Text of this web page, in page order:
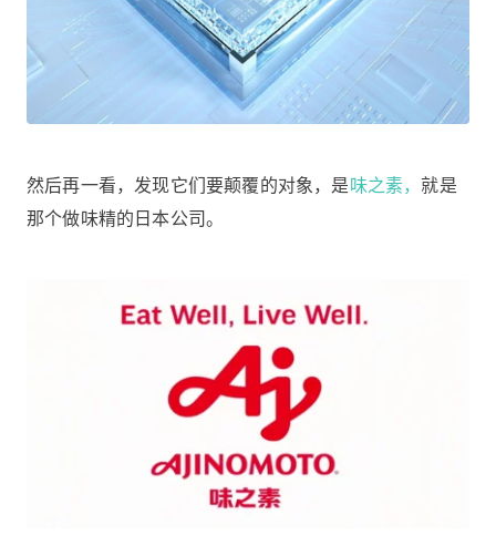
然后再一看，发现它们要颠覆的对象，是味之素，就是
那个做味精的日本公司。